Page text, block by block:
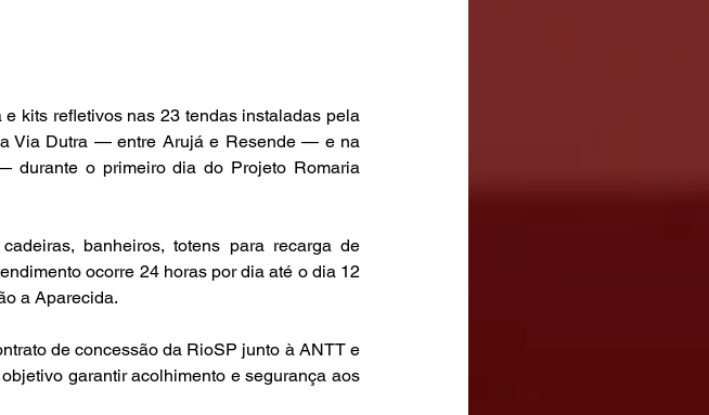
kits refletivos nas 23 tendas instaladas pela
Via Dutra — entre Arujá e Resende — e na
o primeiro dia do Projeto Romaria
banheiros, totens para recarga de
ocorre 24 horas por dia até o dia 12
a Aparecida.
de concessão da RioSP junto à ANTT e
garantir acolhimento e segurança aos